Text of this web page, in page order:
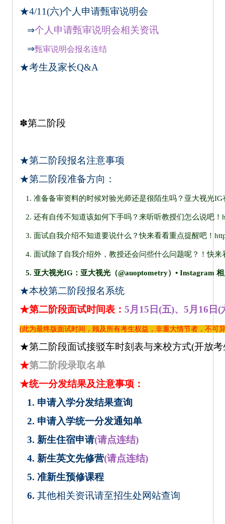
★4/11(六)个人申请甄审说明会
⇒个人申请甄审说明会相关资讯
⇒甄审说明会报名连结
★考生及家长Q&A
✽第二阶段
★第二阶段报名注意事项
★第二阶段准备方向：
1. 准备备审资料的时候对验光师还是很陌生吗？亚大视光
2. 还有自传不知道该如何下手吗？来听听教授们怎么说吧！
3. 面试自我介绍不知道要说什么？快来看看重点提醒吧！
4. 面试除了自我介绍外，教授还会问些什么问题呢？！快来
5. 亚大视光IG： 亚大视光（@auoptometry）• Instagram
★本校第二阶段报名系统
★第二阶段面试时间表： 5月15日(五)、5月16日(
(此为最终版面试时间，顾及所有考生权益，非重大情节者，不可
★第二阶段面试接驳车时刻表与来校方式(开放
★第二阶段录取名单
★统一分发结果及注意事项：
1. 申请入学分发结果查询
2. 申请入学统一分发通知单
3. 新生住宿申请(请点连结)
4. 新生英文先修营(请点连结)
5. 准新生预修课程
6. 其他相关资讯请至招生处网站查询